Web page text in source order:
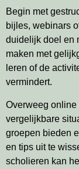
Begin met
bijles, webinars
duidelijk doel en
maken met
leren of de
vermindert.
Overweeg
vergelijkbare
groepen bieden
en tips uit te
scholieren kan